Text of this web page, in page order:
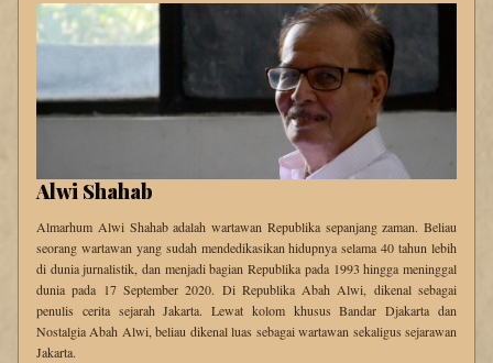
Alwi Shahab
Almarhum Alwi Shahab adalah wartawan Republika sepanjang zaman. Beliau
seorang wartawan yang sudah mendedikasikan hidupnya selama 40 tahun lebih
di dunia jurnalistik, dan menjadi bagian Republika pada 1993 hingga meninggal
dunia pada 17 September 2020. Di Republika Abah Alwi, dikenal sebagai
penulis cerita sejarah Jakarta. Lewat kolom khusus Bandar Djakarta dan
Nostalgia Abah Alwi, beliau dikenal luas sebagai wartawan sekaligus sejarawan
Jakarta.